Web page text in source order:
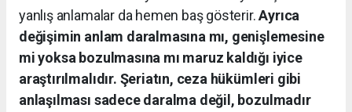
yanlış anlamalar da hemen baş gösterir.Ayrıca
değişimin anlam daralmasına mı, genişlemesine
mi yoksa bozulmasına mı maruz kaldığı iyice
araştırılmalıdır. Şeriatın, ceza hükümleri gibi
anlaşılması sadece daralma değil, bozulmadır